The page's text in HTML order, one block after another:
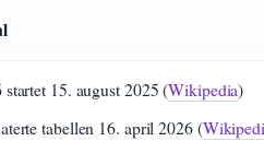
15. august 2025 (Wikipedia)
tabellen 16. april 2026 (